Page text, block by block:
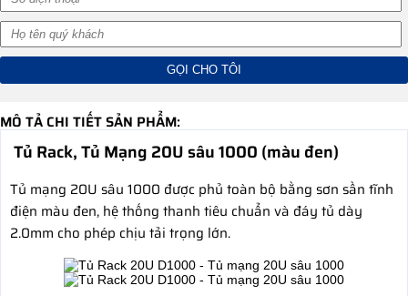
MÔ TẢ CHI TIẾT SẢN PHẨM:
Tủ Rack, Tủ Mạng 20U sâu 1000 (màu đen)
Tủ mạng 20U sâu 1000 được phủ toàn bộ bằng sơn sần tĩnh
điện màu đen, hệ thống thanh tiêu chuẩn và đáy tủ dày
2.0mm cho phép chịu tải trọng lớn.